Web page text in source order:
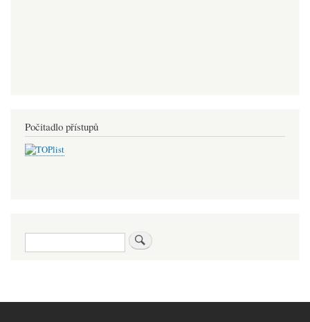
Počitadlo přístupů
Hledat